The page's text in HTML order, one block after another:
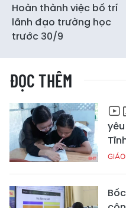
Hoàn thành việc bố trí
lãnh đạo trường học
trước 30/9
ĐỌC THÊM